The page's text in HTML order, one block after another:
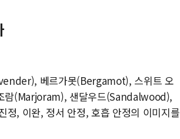
베르가못(Bergamot), 스위트 오
(Marjoram), 샌달우드(Sandalwood),
, 이완, 정서 안정, 호흡 안정의 이미지를